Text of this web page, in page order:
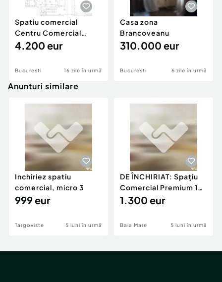
Spatiu comercial
Centru Comercial
Berceni
4.200 eur
Bucuresti 16 zile în urmă
Casa zona
Brancoveanu
310.000 eur
Bucuresti 6 zile în urmă
Anunturi similare
Inchiriez spatiu
comercial, micro 3
999 eur
Targoviste 5 luni în urmă
DE ÎNCHIRIAT: Spațiu
Comercial Premium 146
mp – Vizibili
1.300 eur
Baia Mare 5 luni în urmă